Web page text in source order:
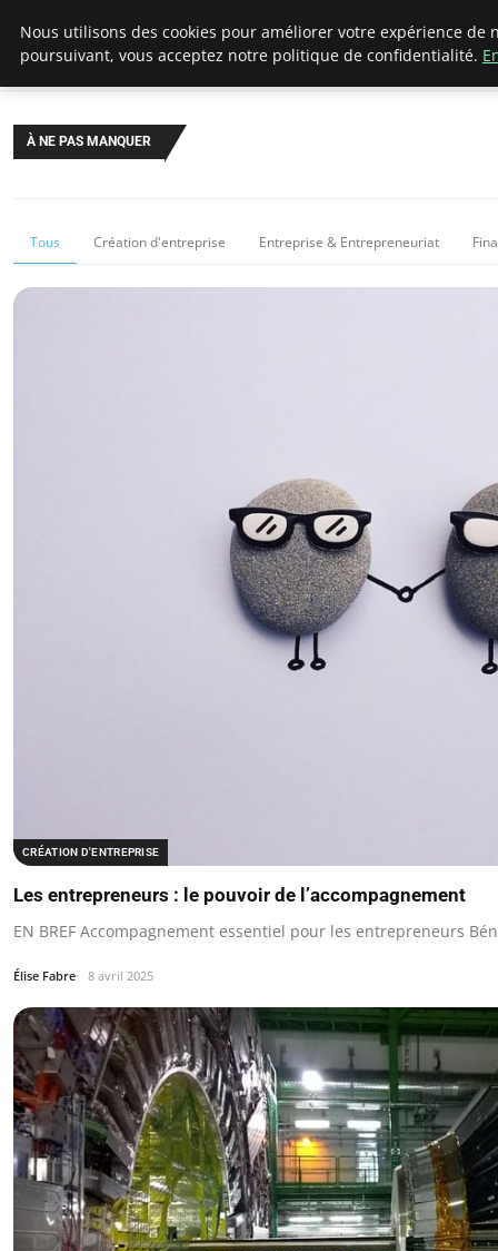
LECFCM
À NE PAS MANQUER
Tous Création d'entreprise Entreprise & Entrepreneuriat
CRÉATION D'ENTREPRISE
Les entrepreneurs : le pouvoir de l’accompagnement
EN BREF Accompagnement essentiel pour les entrepreneurs
Élise Fabre 8 avril 2025
Nous utilisons des cookies pour améliorer votre expérience de
poursuivant, vous acceptez notre politique de confidentialité.